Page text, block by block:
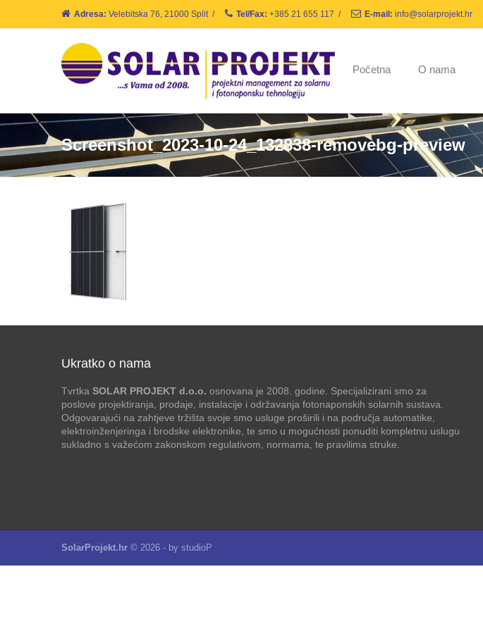
Adresa: Velebitska 76, 21000 Split / Tel/Fax: +385 21 655 117 / E-mail: info@solarprojekt.hr
Početna O nama
Screenshot_2023-10-24_132838-removebg-preview
Ukratko o nama
Tvrtka SOLAR PROJEKT d.o.o. osnovana je 2008. godine. Specijalizirani smo za
poslove projektiranja, prodaje, instalacije i održavanja fotonaponskih solarnih sustava.
Odgovarajući na zahtjeve tržišta svoje smo usluge proširili i na područja automatike,
elektroinženjeringa i brodske elektronike, te smo u mogućnosti ponuditi kompletnu uslugu
sukladno s važećom zakonskom regulativom, normama, te pravilima struke.
SolarProjekt.hr © 2026 - by studioP